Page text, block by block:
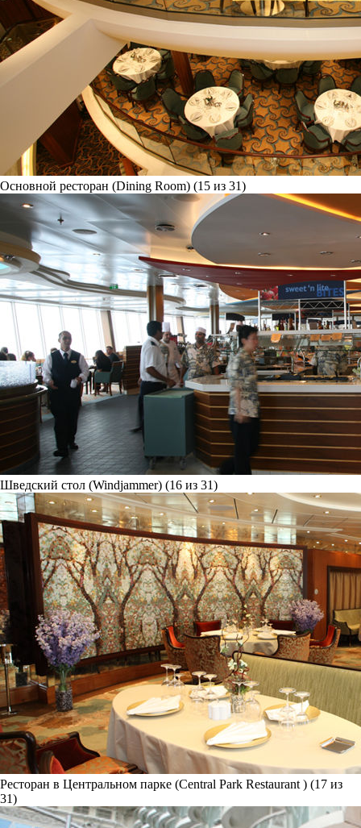
Основной ресторан (Dining Room) (15 из 31)
Шведский стол (Windjammer) (16 из 31)
Ресторан в Центральном парке (Central Park Restaurant ) (17 из
31)